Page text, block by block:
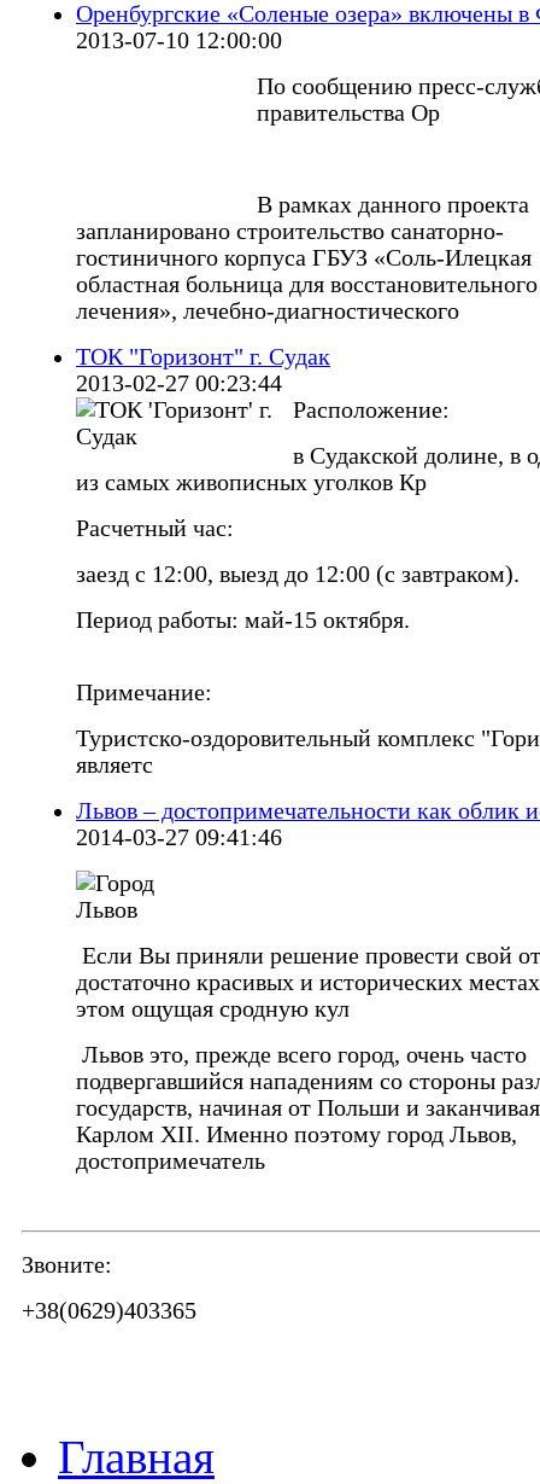
Оренбургские «Соленые озера» включены
2013-07-10 12:00:00
По сообщению пресс-
правительства Ор
В рамках данного проекта
запланировано строительство санаторно-
гостиничного корпуса ГБУЗ «Соль-Илецкая
областная больница для восстановительного
лечения», лечебно-диагностического
ТОК "Горизонт" г. Судак
2013-02-27 00:23:44
Расположение:
в Судакской долине, в
из самых живописных уголков Кр
Расчетный час:
заезд с 12:00, выезд до 12:00 (с завтраком).
Период работы: май-15 октября.
Примечание:
Туристско-оздоровительный комплекс
являетс
Львов – достопримечательности как облик
2014-03-27 09:41:46
Если Вы приняли решение провести свой
достаточно красивых и исторических
этом ощущая сродную кул
Львов это, прежде всего город, очень часто
подвергавшийся нападениям со стороны
государств, начиная от Польши и заканчивая
Карлом XII. Именно поэтому город Львов,
достопримечатель
Звоните:
+38(0629)403365
Главная